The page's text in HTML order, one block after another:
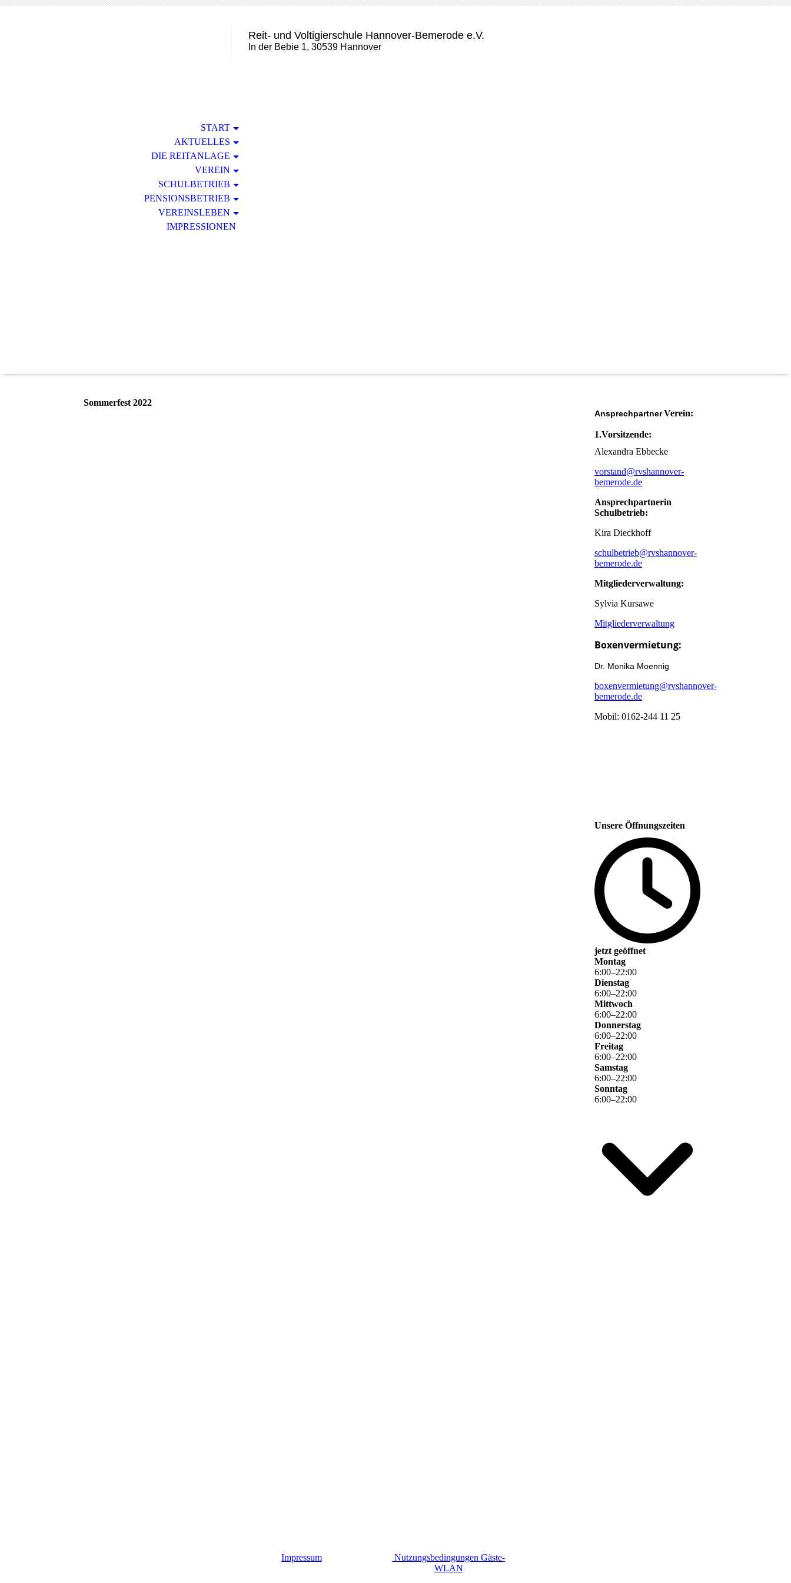
Reit- und Voltigierschule Hannover-Bemerode e.V.
In der Bebie 1, 30539 Hannover
START
AKTUELLES
DIE REITANLAGE
VEREIN
SCHULBETRIEB
PENSIONSBETRIEB
VEREINSLEBEN
IMPRESSIONEN
Sommerfest 2022
AnsprechpartnerVerein:
1.Vorsitzende:
Alexandra Ebbecke
vorstand@rvshannover-
bemerode.de
Ansprechpartnerin
Schulbetrieb:
Kira Dieckhoff
schulbetrieb@rvshannover-
bemerode.de
Mitgliederverwaltung:
Sylvia Kursawe
Mitgliederverwaltung
Boxenvermietung:
Dr. Monika Moennig
boxenvermietung@rvshannover-
bemerode.de
Mobil: 0162-244 11 25
Unsere Öffnungszeiten
jetzt geöffnet
Montag
6:00–22:00
Dienstag
6:00–22:00
Mittwoch
6:00–22:00
Donnerstag
6:00–22:00
Freitag
6:00–22:00
Samstag
6:00–22:00
Sonntag
6:00–22:00
Impressum
Nutzungsbedingungen Gäste-
WLAN